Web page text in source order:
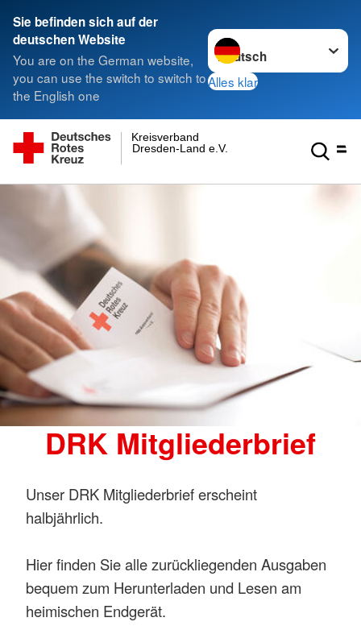
Sie befinden sich auf der
deutschen Website
You are on the German website,
you can use the switch to switch to
the English one
Sprache wechseln zu
Alles klar
Dresden-Land e.V.
Kreisverband
DRK Mitgliederbrief
Unser DRK Mitgliederbrief erscheint
halbjährlich.
Hier finden Sie alle zurückliegenden Ausgaben
bequem zum Herunterladen und Lesen am
heimischen Endgerät.